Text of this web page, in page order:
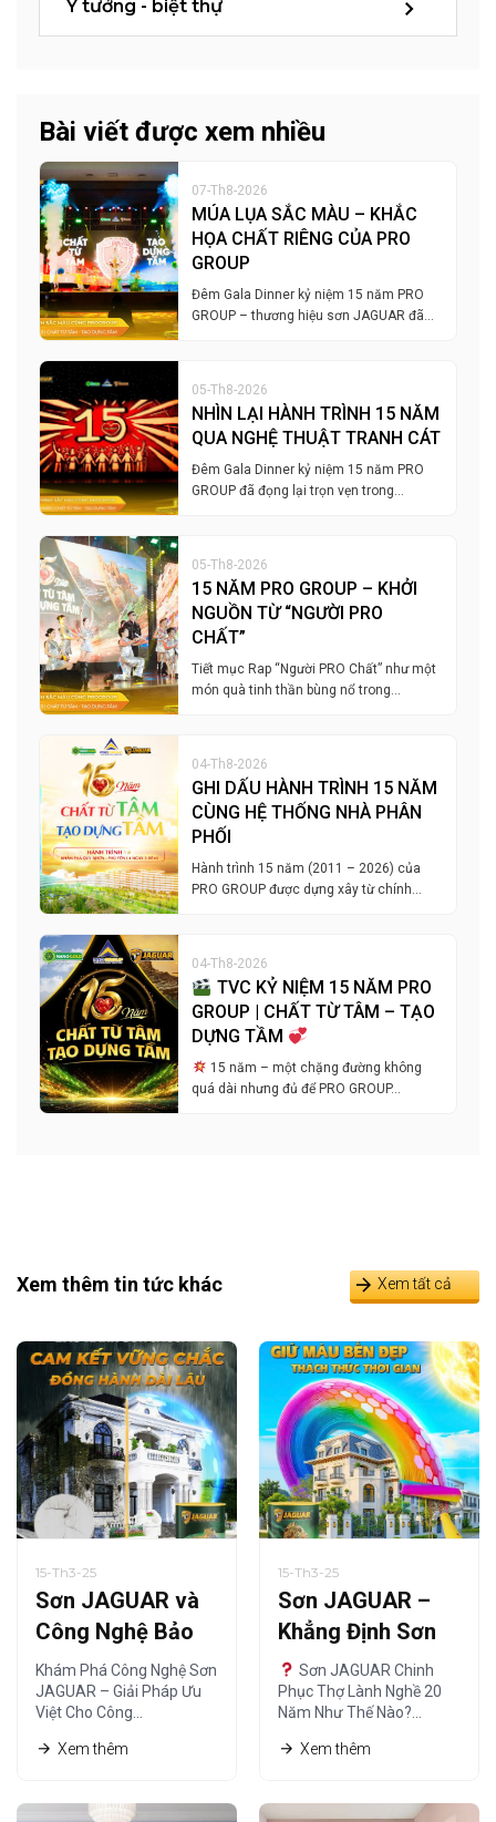
Ý tưởng - biệt thự
Bài viết được xem nhiều
07-Th8-2026
MÚA LỤA SẮC MÀU – KHẮC
HỌA CHẤT RIÊNG CỦA PRO
GROUP
Đêm Gala Dinner kỷ niệm 15 năm PRO
GROUP – thương hiệu sơn JAGUAR đã…
05-Th8-2026
NHÌN LẠI HÀNH TRÌNH 15 NĂM
QUA NGHỆ THUẬT TRANH CÁT
Đêm Gala Dinner kỷ niệm 15 năm PRO
GROUP đã đọng lại trọn vẹn trong…
05-Th8-2026
15 NĂM PRO GROUP – KHỞI
NGUỒN TỪ “NGƯỜI PRO
CHẤT”
Tiết mục Rap “Người PRO Chất” như một
món quà tinh thần bùng nổ trong…
04-Th8-2026
GHI DẤU HÀNH TRÌNH 15 NĂM
CÙNG HỆ THỐNG NHÀ PHÂN
PHỐI
Hành trình 15 năm (2011 – 2026) của
PRO GROUP được dựng xây từ chính…
04-Th8-2026
TVC KỶ NIỆM 15 NĂM PRO
GROUP | CHẤT TỪ TÂM – TẠO
DỰNG TẦM
15 năm – một chặng đường không
quá dài nhưng đủ để PRO GROUP…
Xem thêm tin tức khác Xem tất cả
15-Th3-25
Sơn JAGUAR và
Công Nghệ Bảo
Vệ – Giải Pháp Tối
Ưu
Khám Phá Công Nghệ Sơn
JAGUAR – Giải Pháp Ưu
Việt Cho Công…
Xem thêm
15-Th3-25
Sơn JAGUAR –
Khẳng Định Sơn
Chất Lượng
Chuẩn Thợ Lành
Nghề
Sơn JAGUAR Chinh
Phục Thợ Lành Nghề 20
Năm Như Thế Nào?…
Xem thêm